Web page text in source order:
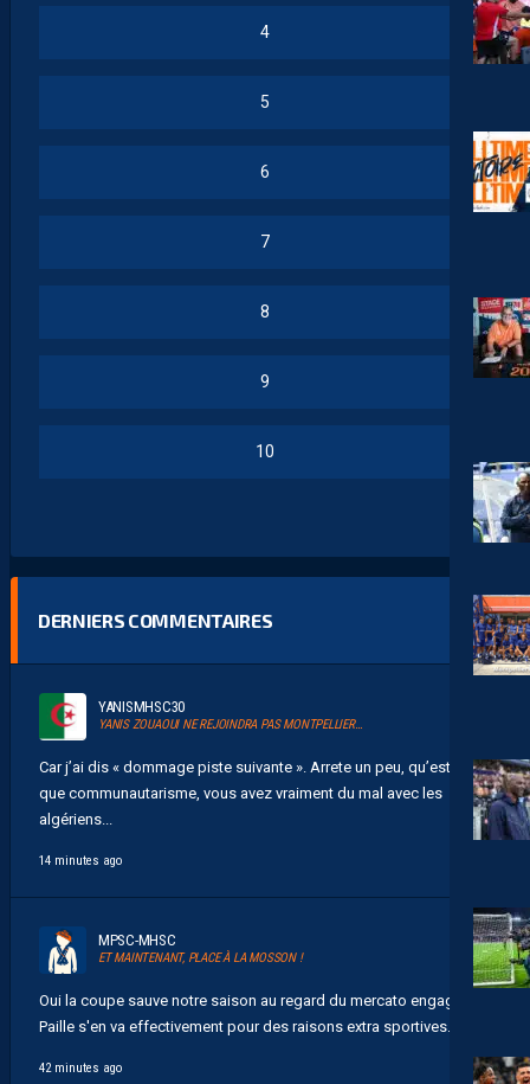
4
5
6
7
8
9
10
DERNIERS COMMENTAIRES
YANISMHSC30
YANIS ZOUAOUI NE REJOINDRA PAS MONTPELLIER…
Car j’ai dis « dommage piste suivante ». Arrete un peu, qu’est ce
que communautarisme, vous avez vraiment du mal avec les
algériens...
14 minutes ago
MPSC-MHSC
ET MAINTENANT, PLACE À LA MOSSON !
Oui la coupe sauve notre saison au regard du mercato engagé.
Paille s'en va effectivement pour des raisons extra sportives...
42 minutes ago